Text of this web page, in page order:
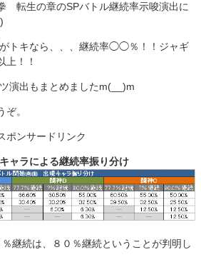
転生の章のSPバトル継続率示唆演出に
トキなら、、、継続率◯◯％！！ジャギ
！！
演出もまとめましたm(__)m
。
ポンサードリンク
ャラによる継続率振り分け
継続は、８０％継続ということが判明し